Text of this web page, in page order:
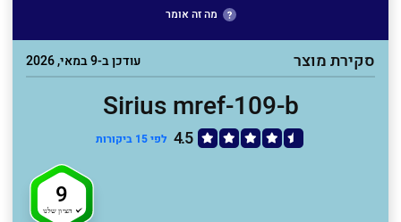
מה זה אומר
סקירת מוצר עודכן ב-9 במאי, 2026
9
Sirius mref-109-b
4.5 לפי 15 ביקורות